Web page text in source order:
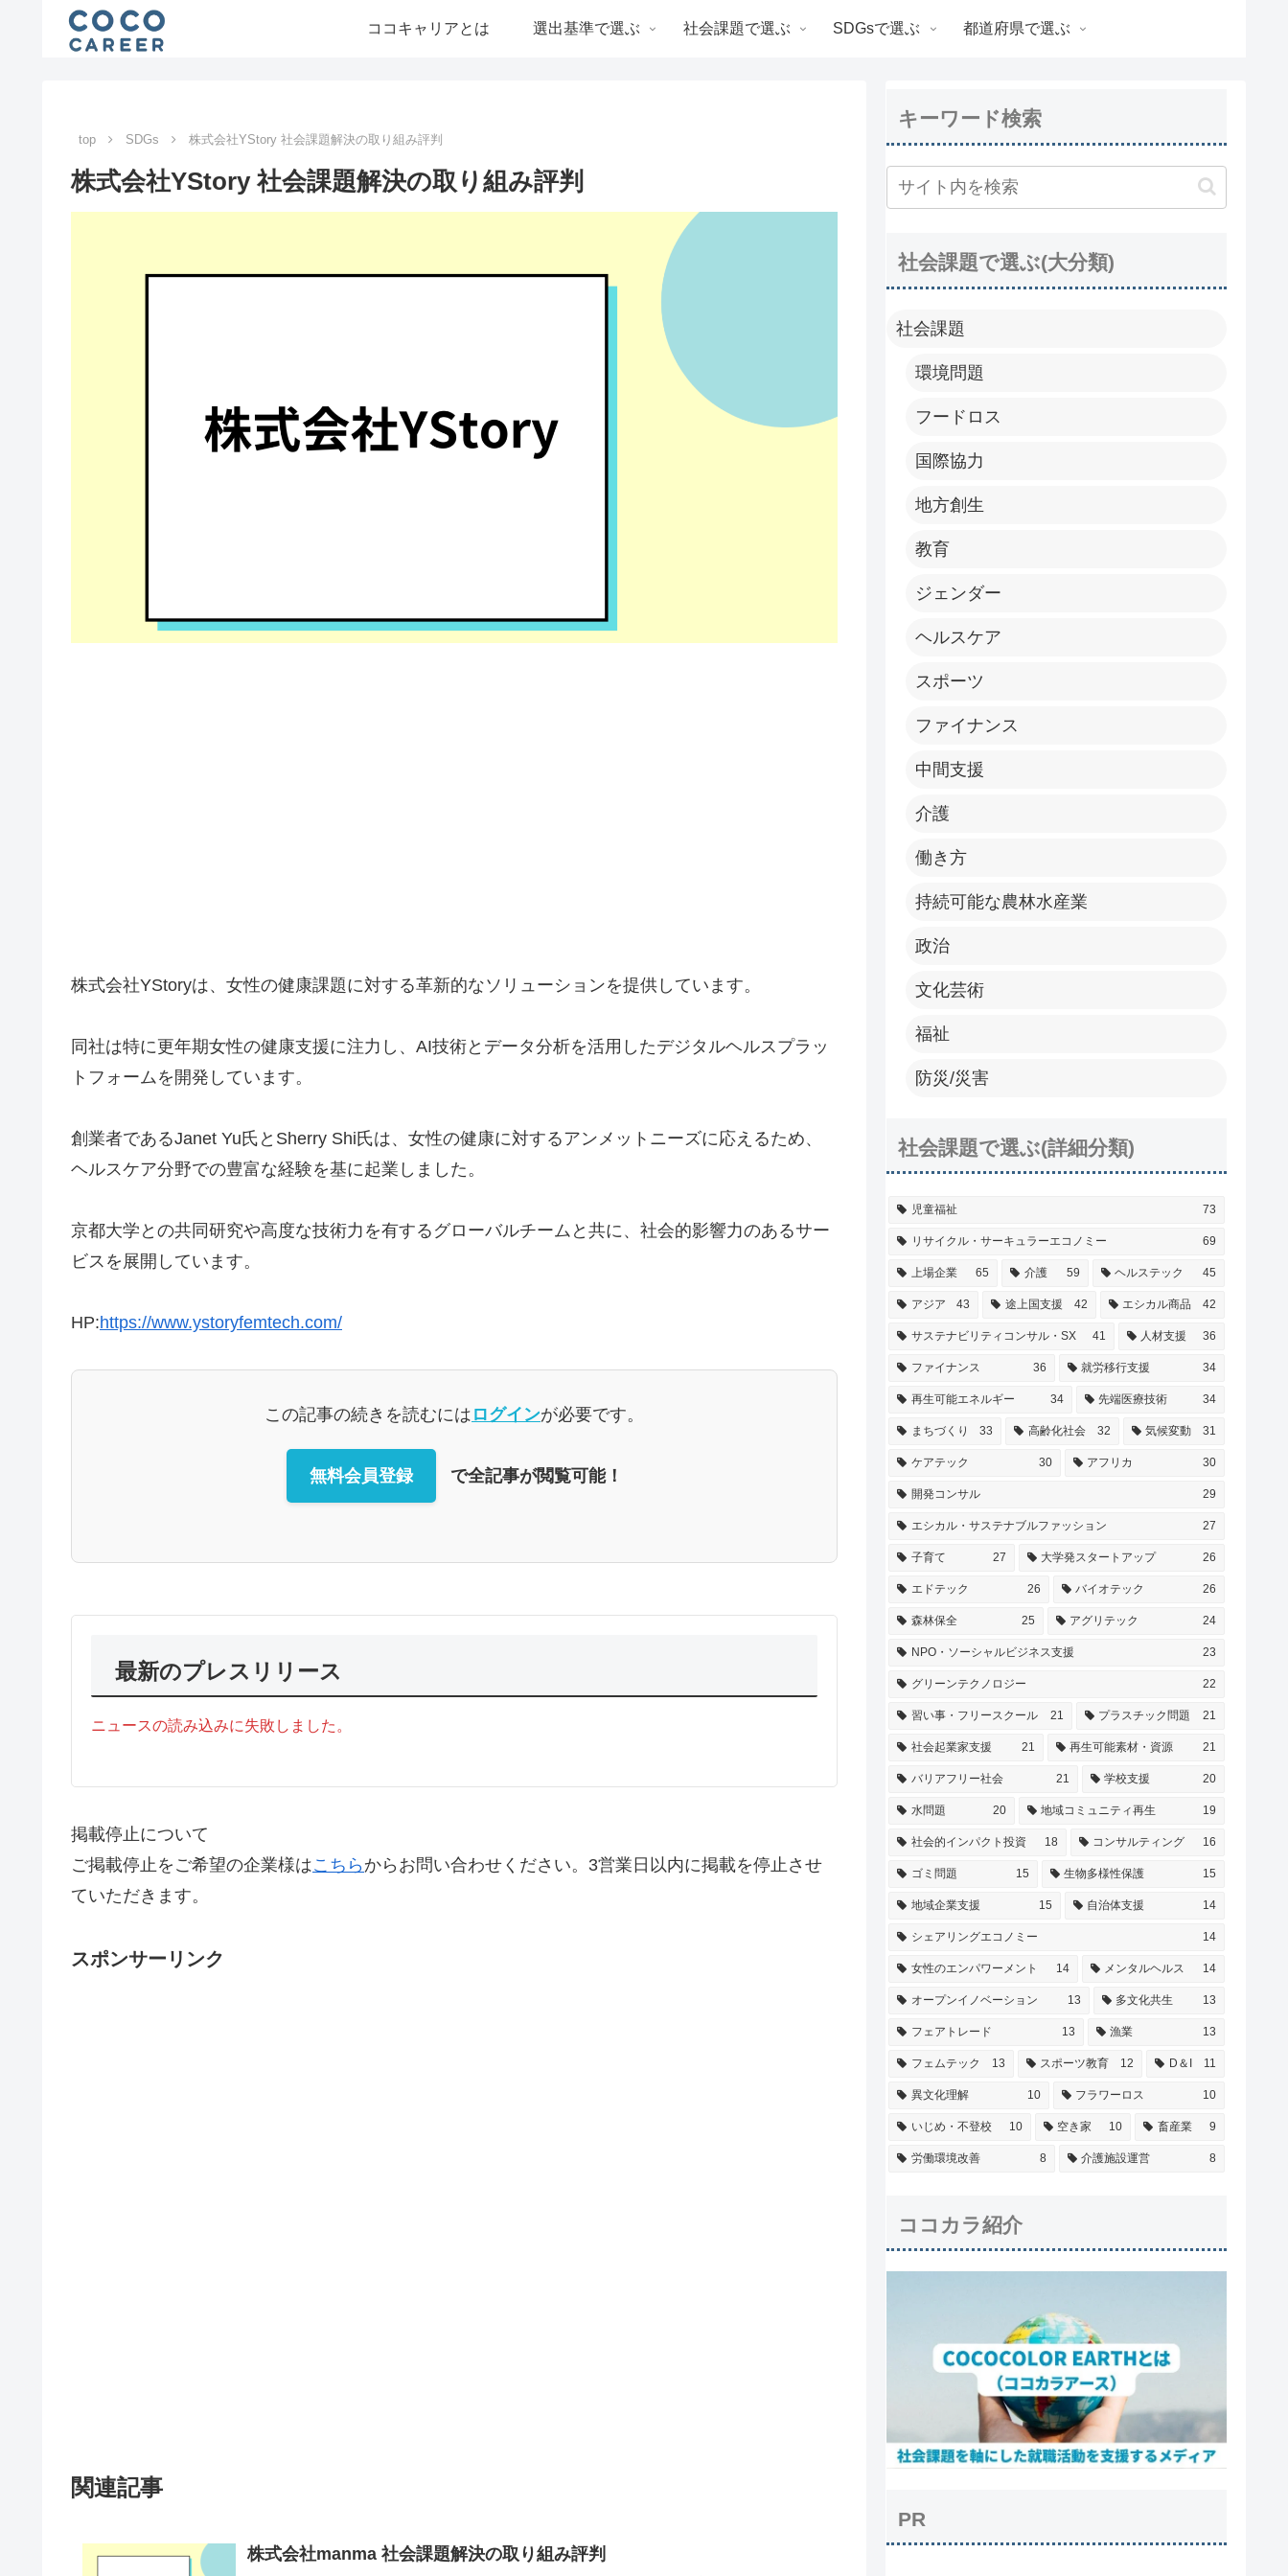
ココキャリアとは 選出基準で選ぶ 社会課題で選ぶ SDGsで選ぶ 都道府県で選ぶ
top SDGs 株式会社YStory 社会課題解決の取り組み評判
株式会社YStory 社会課題解決の取り組み評判
株式会社YStoryは、女性の健康課題に対する革新的なソリューションを提供しています。
同社は特に更年期女性の健康支援に注力し、AI技術とデータ分析を活用したデジタルヘルスプラッ
トフォームを開発しています。
創業者であるJanet Yu氏とSherry Shi氏は、女性の健康に対するアンメットニーズに応えるため、
ヘルスケア分野での豊富な経験を基に起業しました。
京都大学との共同研究や高度な技術力を有するグローバルチームと共に、社会的影響力のあるサー
ビスを展開しています。
HP:https://www.ystoryfemtech.com/
この記事の続きを読むには ログインが必要です。
無料会員登録 で全記事が閲覧可能！
最新のプレスリリース
ニュースの読み込みに失敗しました。
掲載停止について
ご掲載停止をご希望の企業様はこちら からお問い合わせください。3営業日以内に掲載を停止させ
ていただきます。
スポンサーリンク
関連記事
株式会社manma 社会課題解決の取り組み評判
キーワード検索
社会課題で選ぶ(大分類)
社会課題
環境問題
フードロス
国際協力
地方創生
教育
ジェンダー
ヘルスケア
スポーツ
ファイナンス
中間支援
介護
働き方
持続可能な農林水産業
政治
文化芸術
福祉
防災/災害
社会課題で選ぶ(詳細分類)
児童福祉 73
リサイクル・サーキュラーエコノミー 69
上場企業 65 介護 59 ヘルステック 45
アジア 43 途上国支援 42 エシカル商品 42
サステナビリティコンサル・SX 41 人材支援 36
ファイナンス 36 就労移行支援 34
再生可能エネルギー 34 先端医療技術 34
まちづくり 33 高齢化社会 32 気候変動 31
ケアテック 30 アフリカ 30
開発コンサル 29
エシカル・サステナブルファッション 27
子育て 27 大学発スタートアップ 26
エドテック 26 バイオテック 26
森林保全 25 アグリテック 24
NPO・ソーシャルビジネス支援 23
グリーンテクノロジー 22
習い事・フリースクール 21 プラスチック問題 21
社会起業家支援 21 再生可能素材・資源 21
バリアフリー社会 21 学校支援 20
水問題 20 地域コミュニティ再生 19
社会的インパクト投資 18 コンサルティング 16
ゴミ問題 15 生物多様性保護 15
地域企業支援 15 自治体支援 14
シェアリングエコノミー 14
女性のエンパワーメント 14 メンタルヘルス 14
オープンイノベーション 13 多文化共生 13
フェアトレード 13 漁業 13
フェムテック 13 スポーツ教育 12 D＆I 11
異文化理解 10 フラワーロス 10
いじめ・不登校 10 空き家 10 畜産業 9
労働環境改善 8 介護施設運営 8
ココカラ紹介
PR